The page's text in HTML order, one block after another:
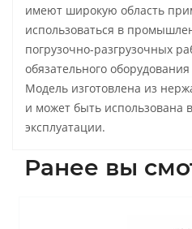
имеют широкую область
использоваться в
погрузочно-разгрузочных
обязательного
Модель изготовлена из
и может быть использована
эксплуатации.
Ранее вы